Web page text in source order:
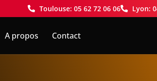
Toulouse: 05 62 72 06 06 Lyon:
A propos Contact